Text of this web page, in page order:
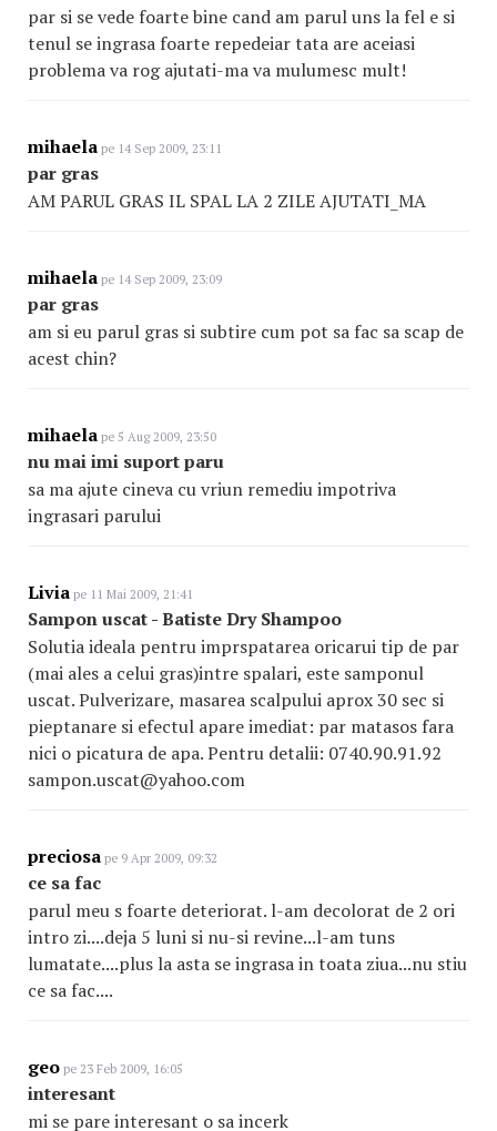
par si se vede foarte bine cand am parul uns la fel e si
tenul se ingrasa foarte repedeiar tata are aceiasi
problema va rog ajutati-ma va mulumesc mult!
mihaela pe 14 Sep 2009, 23:11
par gras
AM PARUL GRAS IL SPAL LA 2 ZILE AJUTATI_MA
mihaela pe 14 Sep 2009, 23:09
par gras
am si eu parul gras si subtire cum pot sa fac sa scap de
acest chin?
mihaela pe 5 Aug 2009, 23:50
nu mai imi suport paru
sa ma ajute cineva cu vriun remediu impotriva
ingrasari parului
Livia pe 11 Mai 2009, 21:41
Sampon uscat - Batiste Dry Shampoo
Solutia ideala pentru imprspatarea oricarui tip de par
(mai ales a celui gras)intre spalari, este samponul
uscat. Pulverizare, masarea scalpului aprox 30 sec si
pieptanare si efectul apare imediat: par matasos fara
nici o picatura de apa. Pentru detalii: 0740.90.91.92
sampon.uscat@yahoo.com
preciosa pe 9 Apr 2009, 09:32
ce sa fac
parul meu s foarte deteriorat. l-am decolorat de 2 ori
intro zi....deja 5 luni si nu-si revine...l-am tuns
lumatate....plus la asta se ingrasa in toata ziua...nu stiu
ce sa fac....
geo pe 23 Feb 2009, 16:05
interesant
mi se pare interesant o sa incerk